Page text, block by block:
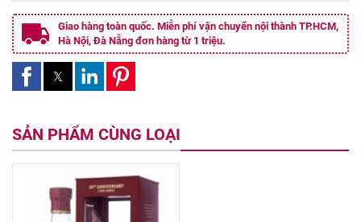
Giao hàng toàn quốc. Miễn phí vận chuyển nội thành TP.HCM,
Hà Nội, Đà Nẵng đơn hàng từ 1 triệu.
SẢN PHẨM CÙNG LOẠI